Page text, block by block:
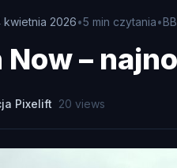
kwietnia 2026•5 min czytania•
Now –
Pixelift 20 views